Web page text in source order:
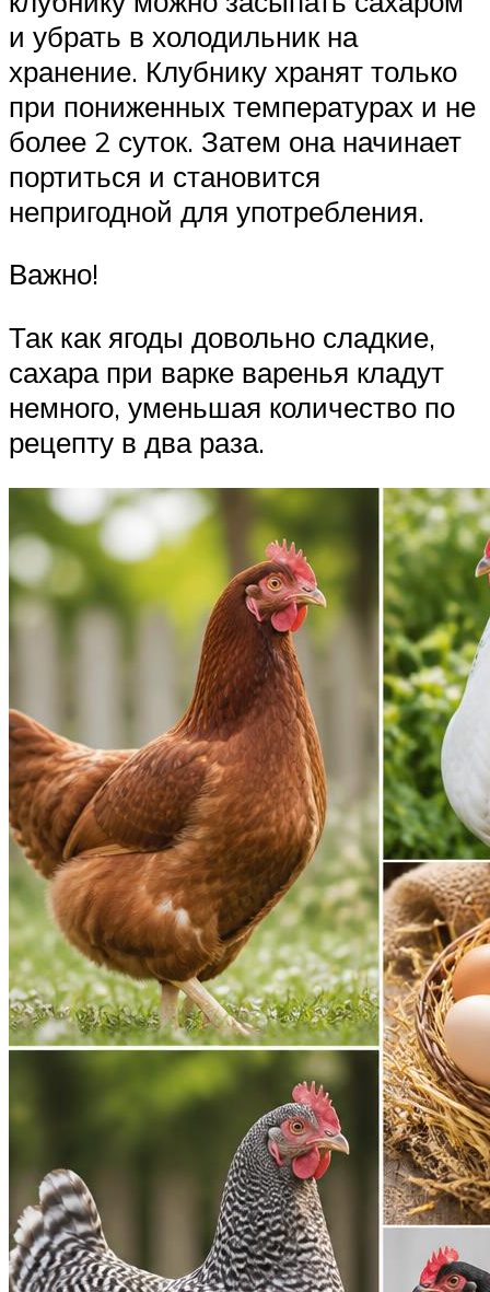
и убрать в холодильник на
хранение. Клубнику хранят только
при пониженных температурах и не
более 2 суток. Затем она начинает
портиться и становится
непригодной для употребления.
Важно!
Так как ягоды довольно сладкие,
сахара при варке варенья кладут
немного, уменьшая количество по
рецепту в два раза.